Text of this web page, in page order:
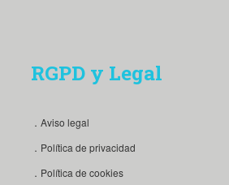
RGPD y Legal
．Aviso legal
．Política de privacidad
．Política de cookies